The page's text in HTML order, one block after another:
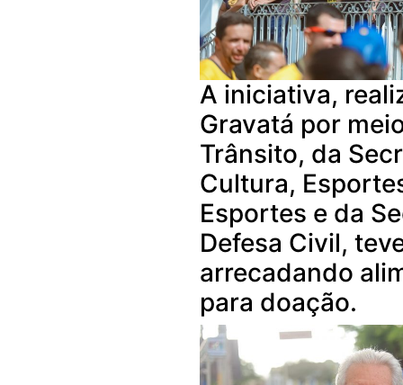
A iniciativa,
Gravatá por
Trânsito, da
Cultura,
Esportes e da
Defesa Civil,
arrecadando
para doação.